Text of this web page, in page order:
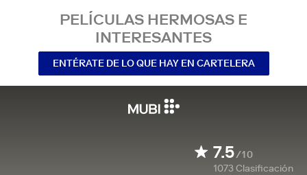
PELÍCULAS HERMOSAS E
INTERESANTES
ENTÉRATE DE LO QUE HAY EN CARTELERA
7.5/10
1073Clasificación